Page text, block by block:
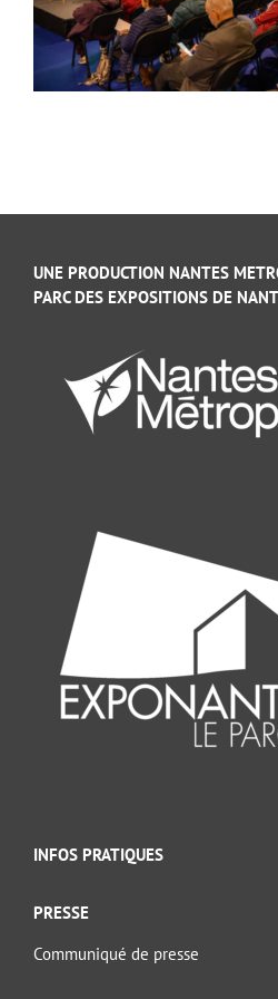
UNE PRODUCTION NANTES
PARC DES EXPOSITIONS DE
INFOS PRATIQUES
PRESSE
Communiqué de presse